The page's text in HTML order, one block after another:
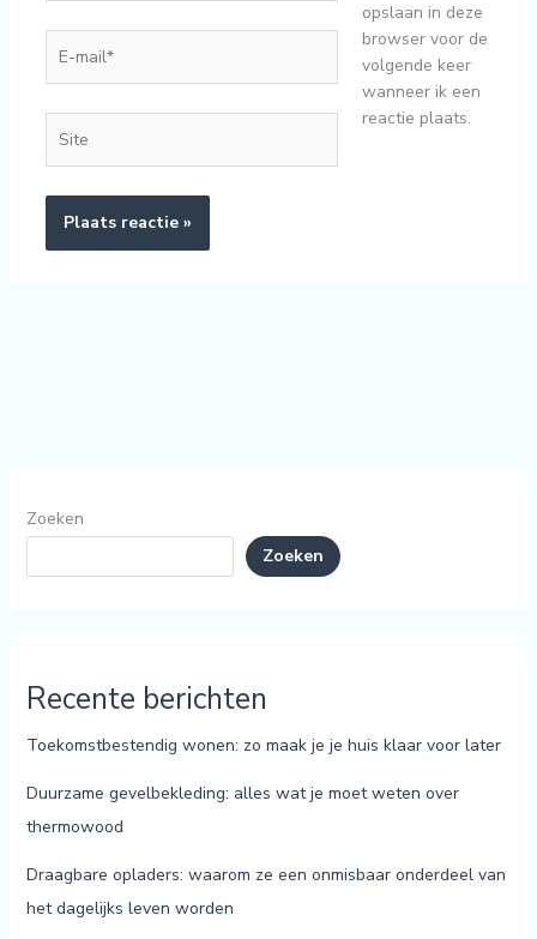
mail*
opslaan in deze
browser voor de
volgende keer
wanneer ik een
reactie plaats.
Zoeken
Zoeken
Recente berichten
Toekomstbestendig wonen: zo maak je je huis klaar voor later
Duurzame gevelbekleding: alles wat je moet weten over
thermowood
Draagbare opladers: waarom ze een onmisbaar onderdeel van
het dagelijks leven worden